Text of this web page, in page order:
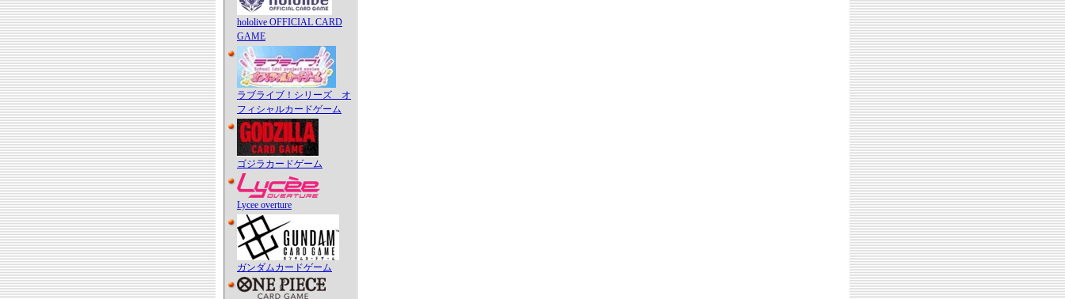
hololive OFFICIAL CARD
GAME
ラブライブ！シリーズ オ
フィシャルカードゲーム
ゴジラカードゲーム
Lycee overture
ガンダムカードゲーム